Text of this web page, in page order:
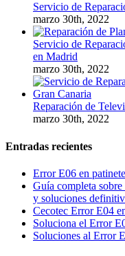
Servicio de
marzo 30th, 2022
Servicio de
en Madrid
marzo 30th, 2022
Reparación de
marzo 30th, 2022
Entradas recientes
Error E06 en
Guía completa
y soluciones
Cecotec Error E04
Soluciona el Error
Soluciones al Error